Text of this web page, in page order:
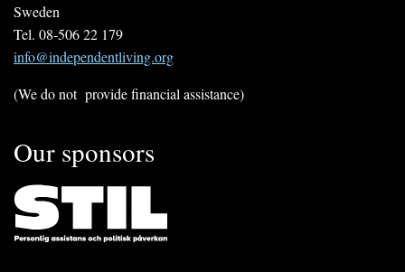
Sweden
Tel. 08-506 22 179
info@independentliving.org
(We do not provide financial assistance)
Our sponsors